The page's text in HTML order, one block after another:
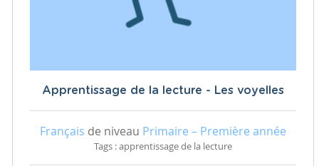
Apprentissage de la lecture - Les voyelles
Français de niveau Primaire – Première année
Tags : apprentissage de la lecture